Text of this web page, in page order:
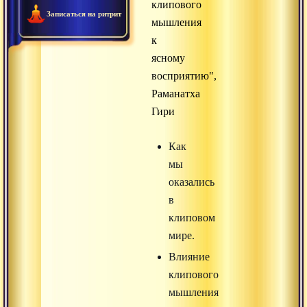
Записаться на ритрит
клипового
мышления
к
ясному
восприятию",
Раманатха
Гири
Как
мы
оказались
в
клиповом
мире.
Влияние
клипового
мышления